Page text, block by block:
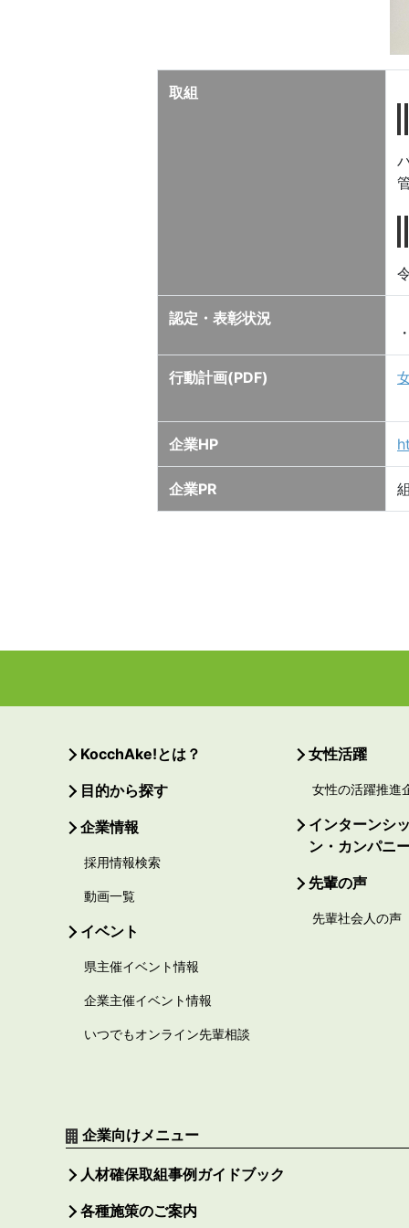
取組
認定・表彰状況
行動計画(PDF)
企業HP
企業PR
KocchAke!とは？
目的から探す
企業情報
採用情報検索
動画一覧
イベント
県主催イベント情報
企業主催イベント情報
いつでもオンライン先輩相談
女性活躍
女性の活躍推進
インターンシ
ン・カンパニ
先輩の声
先輩社会人の声
企業向けメニュー
人材確保取組事例ガイドブック
各種施策のご案内